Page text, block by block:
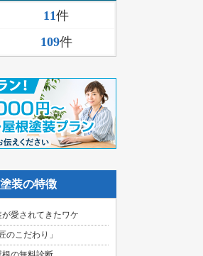
区のお客様より、雨漏り補
積依頼を頂きました！
区のお客様より、外壁その
御見積依頼を頂きました！
区のお客様より、雨漏れ修
区のお客様より、換気ファ
のお客様より、外壁その他
見積依頼を頂きました！
11件
109件
装の特徴
が愛されてきたワケ
のこだわり」